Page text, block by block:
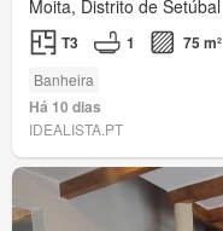
Moita, Distrito de Setúbal
T3 1 75 m²
Banheira
Há 10 dias
IDEALISTA.PT